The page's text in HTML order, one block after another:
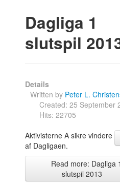
Dagliga 1
slutspil
Details
Written by Peter L.
Created: 25 September
Hits: 22705
Aktivisterne A sikre vindere
af Dagligaen.
Read more: Dagliga
slutspil 2013